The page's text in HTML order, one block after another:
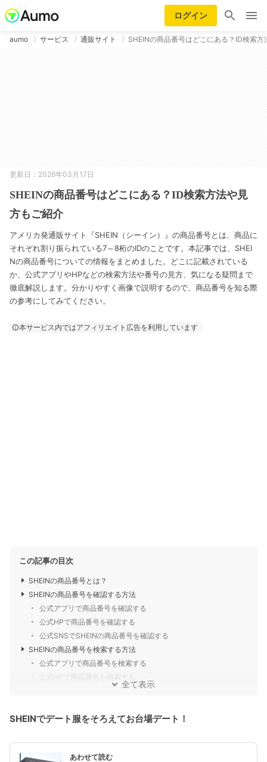
ログイン
aumo サービス 通販サイト SHEINの商品番号はどこにある？ID検索
更新日：2026年03月17日
SHEINの商品番号はどこにある？ID検索方法や見
方もご紹介
アメリカ発通販サイト『SHEIN（シーイン）』の商品番号とは、商品に
それぞれ割り振られている7～8桁のIDのことです。本記事では、SHEI
Nの商品番号についての情報をまとめました。どこに記載されている
か、公式アプリやHPなどの検索方法や番号の見方、気になる疑問まで
徹底解説します。分かりやすく画像で説明するので、商品番号を知る際
の参考にしてみてください。
本サービス内ではアフィリエイト広告を利用しています
この記事の目次
SHEINの商品番号とは？
SHEINの商品番号を確認する方法
公式アプリで商品番号を確認する
公式HPで商品番号を確認する
公式SNSでSHEINの商品番号を確認する
SHEINの商品番号を検索する方法
公式アプリで商品番号を検索する
公式HPで商品番号を検索する
全て表示
SHEINでデート服をそろえてお台場デート！
あわせて読む